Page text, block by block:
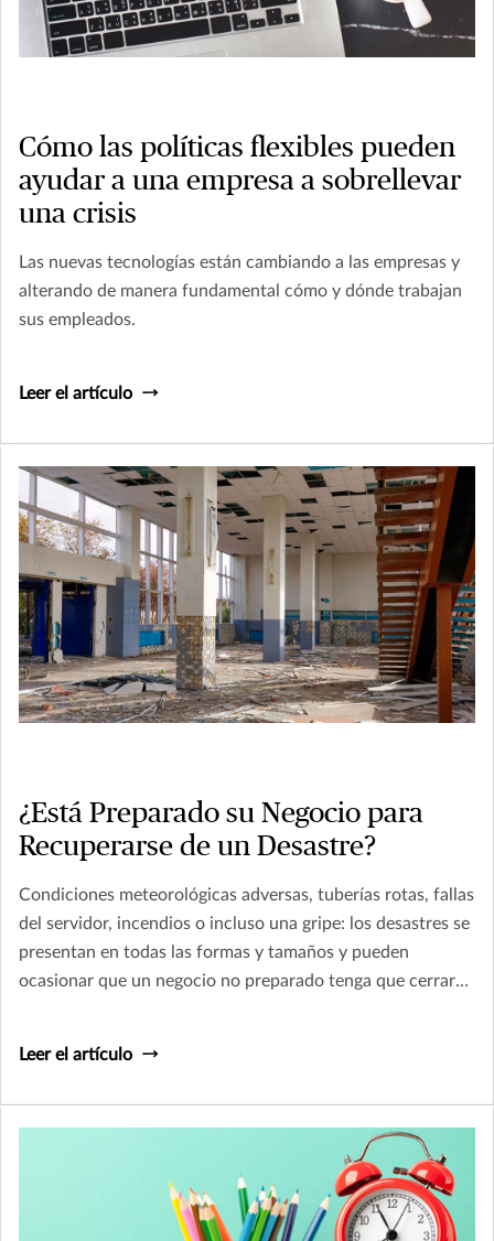
Cómo las políticas flexibles pueden
ayudar a una empresa a sobrellevar
una crisis
Las nuevas tecnologías están cambiando a las empresas y
alterando de manera fundamental cómo y dónde trabajan
sus empleados.
Leer el artículo
¿Está Preparado su Negocio para
Recuperarse de un Desastre?
Condiciones meteorológicas adversas, tuberías rotas, fallas
del servidor, incendios o incluso una gripe: los desastres se
presentan en todas las formas y tamaños y pueden
ocasionar que un negocio no preparado tenga que cerrar
Leer el artículo